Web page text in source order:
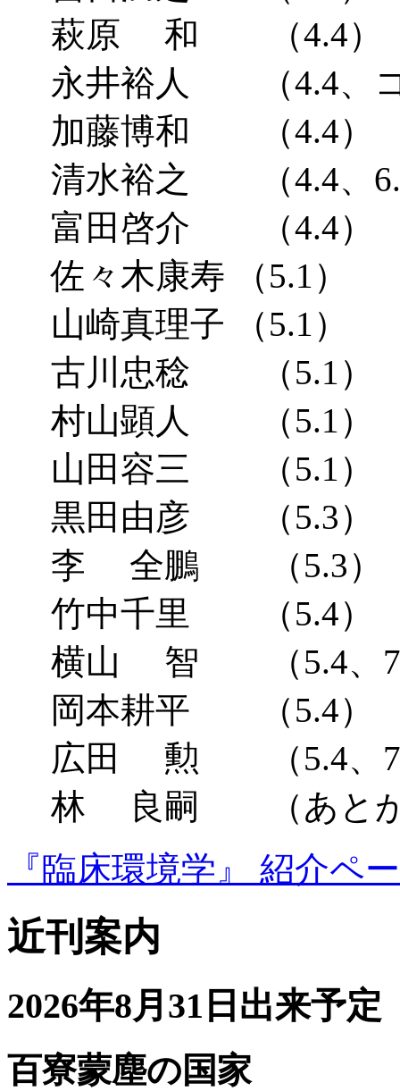
萩原 和 （4.4）
永井裕人 （4.4、コ
加藤博和 （4.4）
清水裕之 （4.4、
富田啓介 （4.4）
佐々木康寿 （5.1）
山崎真理子 （5.1）
古川忠稔 （5.1）
村山顕人 （5.1）
山田容三 （5.1）
黒田由彦 （5.3）
李 全鵬 （5.3）
竹中千里 （5.4）
横山 智 （5.4、
岡本耕平 （5.4）
広田 勲 （5.4、
林 良嗣 （あとが
『臨床環境学』 紹介ペ
近刊案内
2026年8月31日出来予定
百寮蒙塵の国家